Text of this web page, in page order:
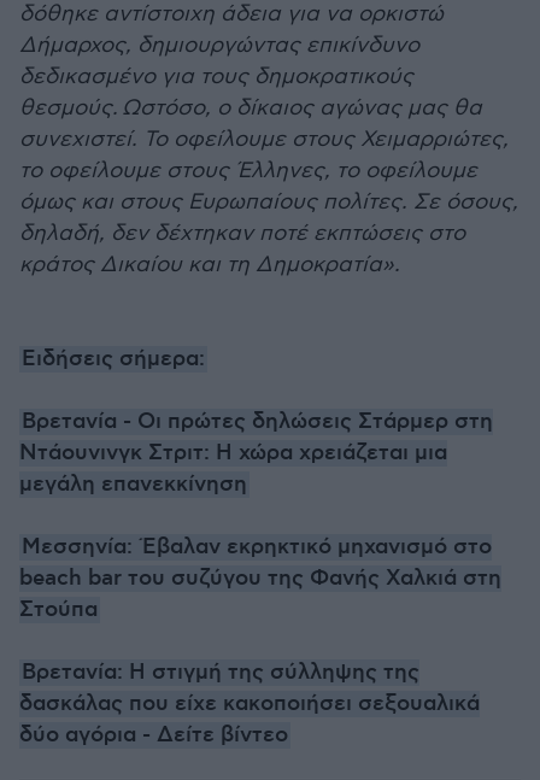
δόθηκε αντίστοιχη άδεια για να ορκιστώ
Δήμαρχος, δημιουργώντας επικίνδυνο
δεδικασμένο για τους δημοκρατικούς
θεσμούς. Ωστόσο, ο δίκαιος αγώνας μας θα
συνεχιστεί. Το οφείλουμε στους Χειμαρριώτες,
το οφείλουμε στους Έλληνες, το οφείλουμε
όμως και στους Ευρωπαίους πολίτες. Σε όσους,
δηλαδή, δεν δέχτηκαν ποτέ εκπτώσεις στο
κράτος Δικαίου και τη Δημοκρατία».
Ειδήσεις σήμερα:
Βρετανία - Οι πρώτες δηλώσεις Στάρμερ στη
Ντάουνινγκ Στριτ: Η χώρα χρειάζεται μια
μεγάλη επανεκκίνηση
Μεσσηνία: Έβαλαν εκρηκτικό μηχανισμό στο
beach bar του συζύγου της Φανής Χαλκιά στη
Στούπα
Bρετανία: Η στιγμή της σύλληψης της
δασκάλας που είχε κακοποιήσει σεξουαλικά
δύο αγόρια - Δείτε βίντεο